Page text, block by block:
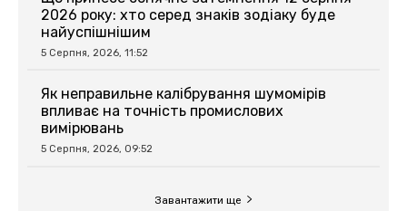
2026 року: хто серед знаків зодіаку буде
найуспішнішим
5 Серпня, 2026, 11:52
Як неправильне калібрування шумомірів
впливає на точність промислових
вимірювань
5 Серпня, 2026, 09:52
Завантажити ще